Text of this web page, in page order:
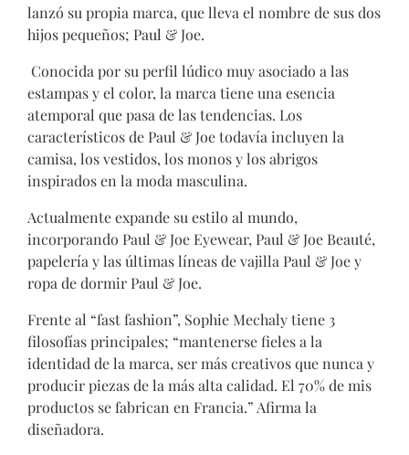
lanzó su propia marca, que lleva el nombre de sus dos
hijos pequeños; Paul & Joe.
Conocida por su perfil lúdico muy asociado a las
estampas y el color, la marca tiene una esencia
atemporal que pasa de las tendencias. Los
característicos de Paul & Joe todavía incluyen la
camisa, los vestidos, los monos y los abrigos
inspirados en la moda masculina.
Actualmente expande su estilo al mundo,
incorporando Paul & Joe Eyewear, Paul & Joe Beauté,
papelería y las últimas líneas de vajilla Paul & Joe y
ropa de dormir Paul & Joe.
Frente al “fast fashion”, Sophie Mechaly tiene 3
filosofías principales; “mantenerse fieles a la
identidad de la marca, ser más creativos que nunca y
producir piezas de la más alta calidad. El 70% de mis
productos se fabrican en Francia.” Afirma la
diseñadora.